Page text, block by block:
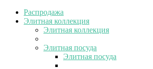
Распродажа
Элитная коллекция
Элитная коллекция
Элитная посуда
Элитная посуда